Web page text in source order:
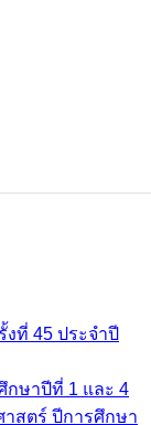
ที่ 45 ประจำปี
กษาปีที่ 1 และ 4
าสตร์ ปีการศึกษา